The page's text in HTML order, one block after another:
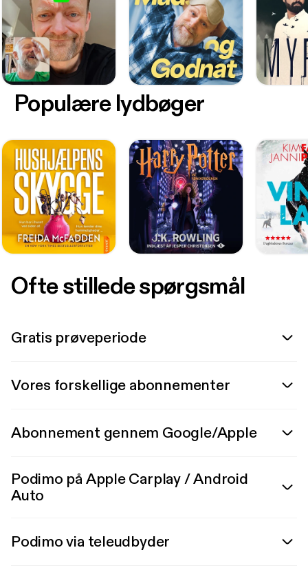
Populære lydbøger
Ofte stillede spørgsmål
Gratis prøveperiode
Vores forskellige abonnementer
Abonnement gennem Google/Apple
Podimo på Apple Carplay / Android
Auto
Podimo via teleudbyder